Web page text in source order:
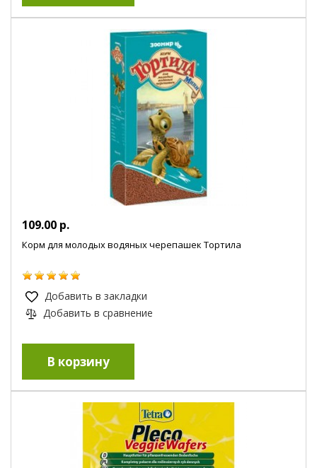
109.00 р.
Корм для молодых водяных черепашек Тортила
Добавить в закладки
Добавить в сравнение